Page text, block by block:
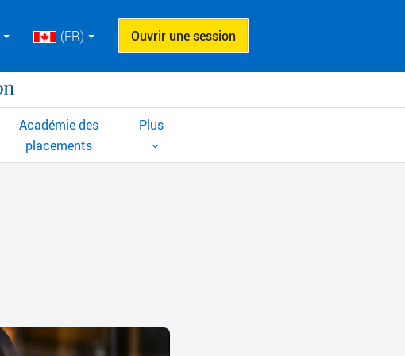
(FR) Ouvrir une session
Académie des
placements
Plus